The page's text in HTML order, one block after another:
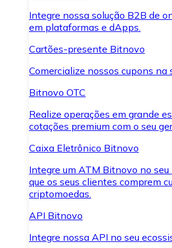
Integre nossa solução B2B de
em plataformas e dApps.
Cartões-presente Bitnovo
Comercialize nossos cupons na
Bitnovo OTC
Realize operações em grande
cotações premium com o seu
Caixa Eletrônico Bitnovo
Integre um ATM Bitnovo no
que os seus clientes comprem
criptomoedas.
API Bitnovo
Integre nossa API no seu